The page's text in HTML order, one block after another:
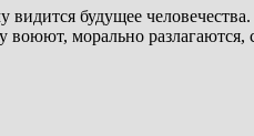
будущее
морально